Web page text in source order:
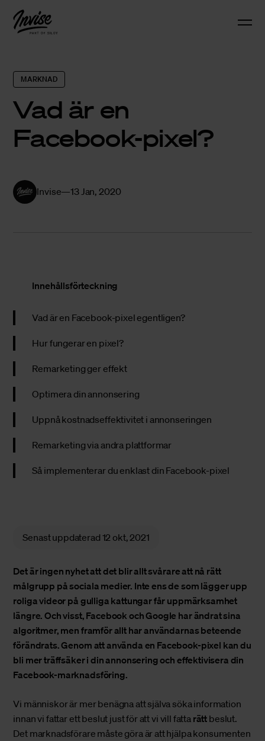
MARKNAD
Vad är en
Facebook-pixel?
Invise 13 Jan, 2020
Innehållsförteckning
Vad är en Facebook-pixel egentligen?
Hur fungerar en pixel?
Remarketing ger effekt
Optimera din annonsering
Uppnå kostnadseffektivitet i annonseringen
Remarketing via andra plattformar
Så implementerar du enklast din Facebook-pixel
Senast uppdaterad 12 okt, 2021
Det är ingen nyhet att det blir allt svårare att nå rätt
målgrupp på sociala medier. Inte ens de som lägger upp
roliga videor på gulliga kattungar får uppmärksamhet
längre. Och visst, Facebook och Google har ändrat sina
algoritmer, men framför allt har användarnas beteende
förändrats. Genom att använda en Facebook-pixel kan du
bli mer träffsäker i din annonsering och effektivisera din
Facebook-marknadsföring.
Vi människor är mer benägna att själva söka information
innan vi fattar ett beslut just för att vi vill fatta rätt beslut.
Det marknadsförare måste göra är att hjälpa konsumenten